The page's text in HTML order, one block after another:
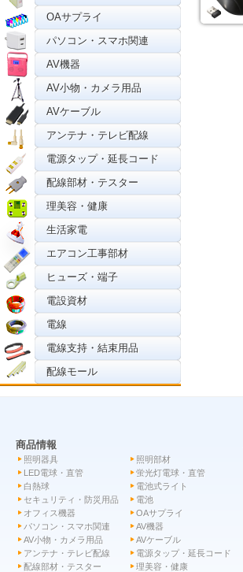
OAサプライ
パソコン・スマホ関連
AV機器
AV小物・カメラ用品
AVケーブル
アンテナ・テレビ配線
電源タップ・延長コード
配線部材・テスター
理美容・健康
生活家電
エアコン工事部材
ヒューズ・端子
電設資材
電線
電線支持・結束用品
配線モール
商品情報
照明器具
照明部材
LED電球・直管
蛍光灯電球・直管
白熱球
電池式ライト
セキュリティ・防災用品
電池
オフィス機器
OAサプライ
パソコン・スマホ関連
AV機器
AV小物・カメラ用品
AVケーブル
アンテナ・テレビ配線
電源タップ・延長コード
配線部材・テスター
理美容・健康